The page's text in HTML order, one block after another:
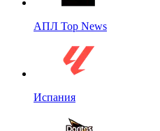
АПЛ Top News
Испания